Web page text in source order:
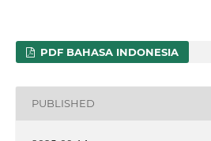
PDF BAHASA INDONESIA
PUBLISHED